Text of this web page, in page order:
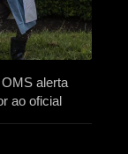
alerta
ao oficial